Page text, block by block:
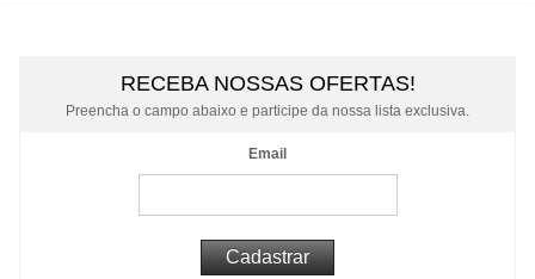
RECEBA NOSSAS OFERTAS!
Preencha o campo abaixo e participe da nossa lista exclusiva.
Email